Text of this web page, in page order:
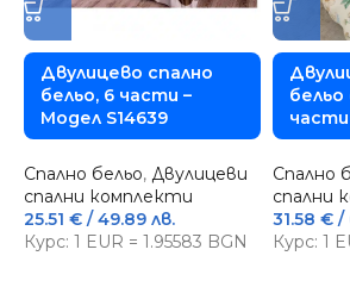
Двулицево спално
бельо, 6 части –
Модел S14639
Спално бельо, Двулицеви
спални комплекти
25.51 € / 49.89 лв.
Курс: 1 EUR = 1.95583 BGN
бельо
части
Спално
спални
31.58 €/
Курс: 1